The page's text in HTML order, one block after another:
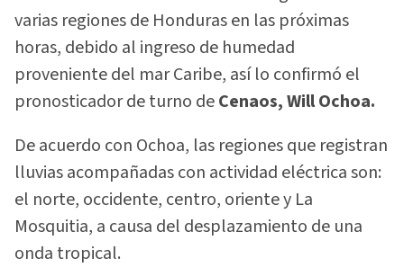
varias regiones de Honduras en las próximas
horas, debido al ingreso de humedad
proveniente del mar Caribe, así lo confirmó el
pronosticador de turno deCenaos, Will Ochoa.
De acuerdo con Ochoa, las regiones que registran
lluvias acompañadas con actividad eléctrica son:
el norte, occidente, centro, oriente y La
Mosquitia, a causa del desplazamiento de una
onda tropical.